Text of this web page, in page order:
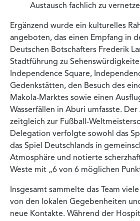
Austausch fachlich zu
Ergänzend wurde ein kulturelles
angeboten, das einen Empfang in
Deutschen Botschafters Frederik
Stadtführung zu
Independence Square,
Gedenkstätten, den Besuch des
Makola-Marktes sowie einen
Wasserfällen in Aburi umfasste.
zeitgleich zur Fußball-
Delegation verfolgte sowohl das
das Spiel Deutschlands in
Atmosphäre und notierte
Weste mit „6 von 6 möglichen
Insgesamt sammelte das Team
von den lokalen Gegebenheiten
neue Kontakte. Während der